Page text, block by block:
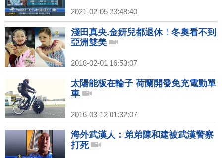
2021-02-05 23:48:40
淺田真央.金妍兒都退休！冬奧看不到
亞洲雙美
2018-02-01 16:53:07
太陽能板在輪子 荷蘭開發免充電動單
車
2016-03-12 01:32:07
海外武漢人：弟弟陳和建被武漢警察
打死